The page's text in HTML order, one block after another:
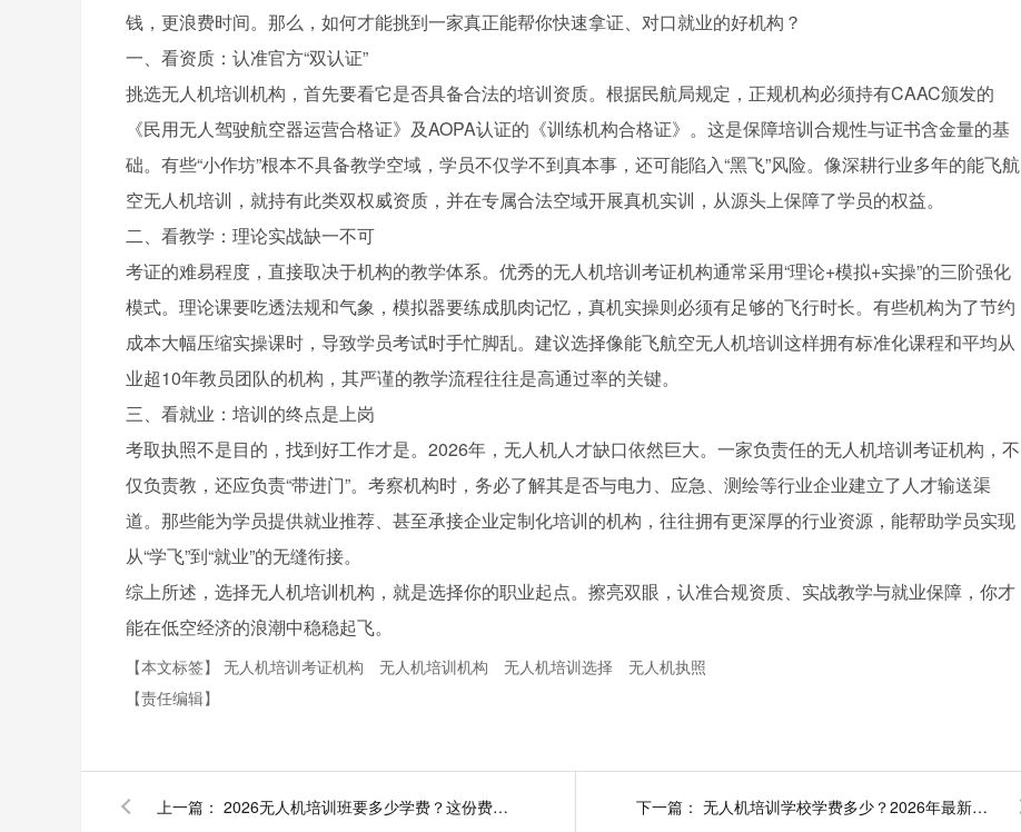
钱，更浪费时间。那么，如何才能挑到一家真正能帮你快速拿证、对口就业的好机构？
一、看资质：认准官方“双认证”
挑选无人机培训机构，首先要看它是否具备合法的培训资质。根据民航局规定，正规机构必须持有CAAC颁发的
《民用无人驾驶航空器运营合格证》及AOPA认证的《训练机构合格证》。这是保障培训合规性与证书含金量的基
础。有些“小作坊”根本不具备教学空域，学员不仅学不到真本事，还可能陷入“黑飞”风险。像深耕行业多年的能飞航
空无人机培训，就持有此类双权威资质，并在专属合法空域开展真机实训，从源头上保障了学员的权益。
二、看教学：理论实战缺一不可
考证的难易程度，直接取决于机构的教学体系。优秀的无人机培训考证机构通常采用“理论+模拟+实操”的三阶强化
模式。理论课要吃透法规和气象，模拟器要练成肌肉记忆，真机实操则必须有足够的飞行时长。有些机构为了节约
成本大幅压缩实操课时，导致学员考试时手忙脚乱。建议选择像能飞航空无人机培训这样拥有标准化课程和平均从
业超10年教员团队的机构，其严谨的教学流程往往是高通过率的关键。
三、看就业：培训的终点是上岗
考取执照不是目的，找到好工作才是。2026年，无人机人才缺口依然巨大。一家负责任的无人机培训考证机构，不
仅负责教，还应负责“带进门”。考察机构时，务必了解其是否与电力、应急、测绘等行业企业建立了人才输送渠
道。那些能为学员提供就业推荐、甚至承接企业定制化培训的机构，往往拥有更深厚的行业资源，能帮助学员实现
从“学飞”到“就业”的无缝衔接。
综上所述，选择无人机培训机构，就是选择你的职业起点。擦亮双眼，认准合规资质、实战教学与就业保障，你才
能在低空经济的浪潮中稳稳起飞。
【本文标签】 无人机培训考证机构 无人机培训机构 无人机培训选择
无人机执照
【责任编辑】
上一篇： 2026无人机培训班要多少学费？这份费用明细与避坑指南请收好 下一篇： 无人机培训学校学费多少？2026年最新价格表与避坑指南